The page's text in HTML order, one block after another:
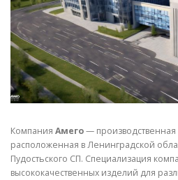
СТАТЬИ
Компания Амего— производственная
расположенная в Ленинградской
Пудостьского СП. Специализация
высококачественных изделий для